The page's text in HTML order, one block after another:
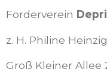
Förderverein
z. H. Philine Heinzig
Groß Kleiner Allee